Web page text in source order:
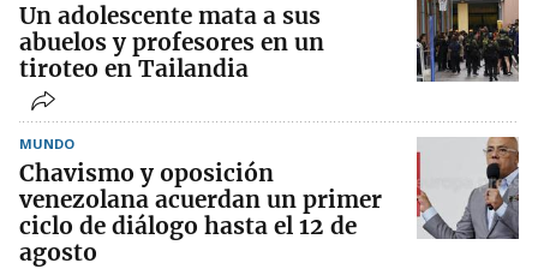
Un adolescente mata a sus
abuelos y profesores en un
tiroteo en Tailandia
MUNDO
Chavismo y oposición
venezolana acuerdan un primer
ciclo de diálogo hasta el 12 de
agosto